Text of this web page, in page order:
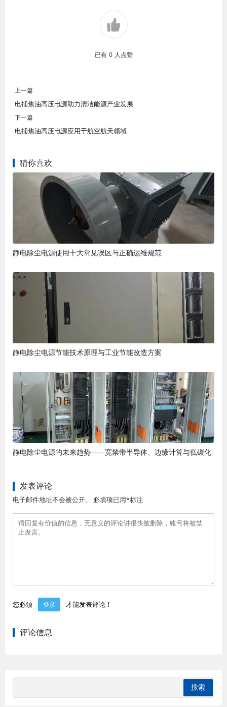
已有 0 人点赞
上一篇
电捕焦油高压电源助力清洁能源产业发展
下一篇
电捕焦油高压电源应用于航空航天领域
猜你喜欢
静电除尘电源使用十大常见误区与正确运维规范
静电除尘电源节能技术原理与工业节能改造方案
静电除尘电源的未来趋势——宽禁带半导体、边缘计算与低碳化
发表评论
电子邮件地址不会被公开。 必填项已用*标注
您必须 登录 才能发表评论！
评论信息